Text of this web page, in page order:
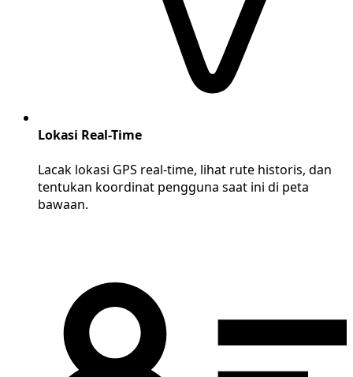
Lokasi Real-Time
Lacak lokasi GPS real-time, lihat rute historis, dan
tentukan koordinat pengguna saat ini di peta
bawaan.